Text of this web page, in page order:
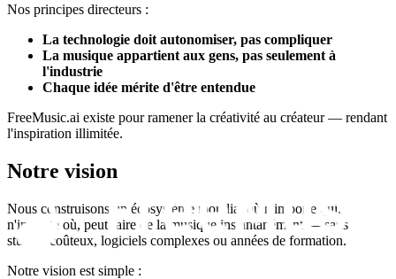
Nos principes directeurs :
La technologie doit autonomiser, pas compliquer
La musique appartient aux gens, pas seulement à
l'industrie
Chaque idée mérite d'être entendue
FreeMusic.ai existe pour ramener la créativité au créateur — rendant
l'inspiration illimitée.
Notre vision
Nous construisons un écosystème mondial où n'importe qui,
n'importe où, peut faire de la musique instantanément — sans
studios coûteux, logiciels complexes ou années de formation.
Notre vision est simple :